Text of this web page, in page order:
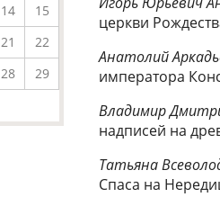
14
15
21
22
28
29
церкви
Анатолий
императора
Владимир
надписей на
Татьяна
Спаса на